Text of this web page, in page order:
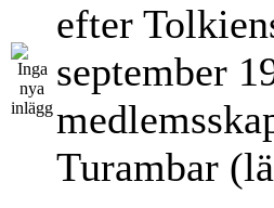
efter
september
Turambar